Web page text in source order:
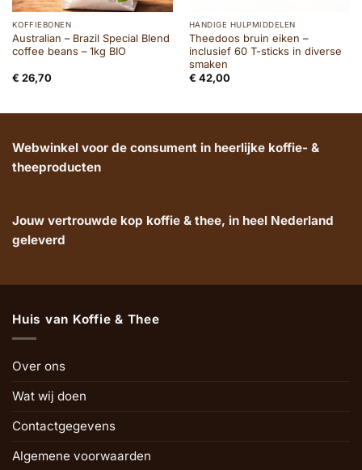
KOFFIEBONEN
Australian – Brazil Special Blend
coffee beans – 1kg BIO
€ 26,70
HANDIGE HULPMIDDELEN
Theedoos bruin eiken –
inclusief 60 T-sticks in diverse
smaken
€ 42,00
Webwinkel voor de consument in heerlijke koffie- &
theeproducten
Jouw vertrouwde kop koffie & thee, in heel Nederland
geleverd
Huis van Koffie & Thee
Over ons
Wat wij doen
Contactgegevens
Algemene voorwaarden